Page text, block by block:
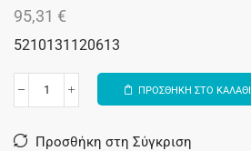
95,31 €
5210131120613
ΠΡΟΣΘΗΚΗ ΣΤΟ ΚΑΛΑΘΙ
Προσθήκη στη Σύγκριση